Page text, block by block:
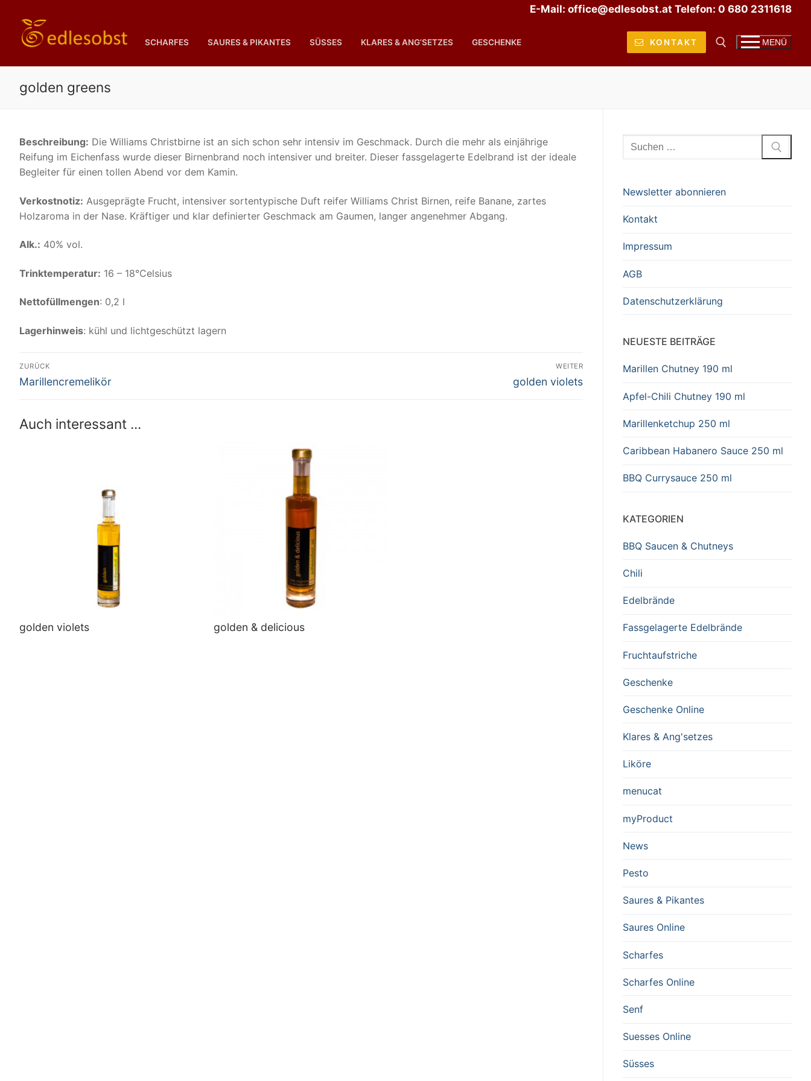
Inhalt
springen
E-Mail: office@edlesobst.at Telefon: 0 680 2311618
SCHARFES SAURES & PIKANTES SÜSSES KLARES & ANG’SETZES GESCHENKE KONTAKT MENÜ
golden greens
Beschreibung: Die Williams Christbirne ist an sich schon sehr intensiv im Geschmack. Durch die mehr als einjährige
Reifung im Eichenfass wurde dieser Birnenbrand noch intensiver und breiter. Dieser fassgelagerte Edelbrand ist der ideale
Begleiter für einen tollen Abend vor dem Kamin.
Verkostnotiz: Ausgeprägte Frucht, intensiver sortentypische Duft reifer Williams Christ Birnen, reife Banane, zartes
Holzaroma in der Nase. Kräftiger und klar definierter Geschmack am Gaumen, langer angenehmer Abgang.
Alk.: 40% vol.
Trinktemperatur: 16 – 18°Celsius
Nettofüllmengen: 0,2 l
Lagerhinweis: kühl und lichtgeschützt lagern
Beitrags-
Navigation
ZURÜCK
Vorheriger
Marillencremelikör
WEITER
Nächster
golden violets
Auch interessant ...
golden violets golden & delicious
Suchen
nach:
Newsletter abonnieren
Kontakt
Impressum
AGB
Datenschutzerklärung
NEUESTE BEITRÄGE
Marillen Chutney 190 ml
Apfel-Chili Chutney 190 ml
Marillenketchup 250 ml
Caribbean Habanero Sauce 250 ml
BBQ Currysauce 250 ml
KATEGORIEN
BBQ Saucen & Chutneys
Chili
Edelbrände
Fassgelagerte Edelbrände
Fruchtaufstriche
Geschenke
Geschenke Online
Klares & Ang'setzes
Liköre
menucat
myProduct
News
Pesto
Saures & Pikantes
Saures Online
Scharfes
Scharfes Online
Senf
Suesses Online
Süsses